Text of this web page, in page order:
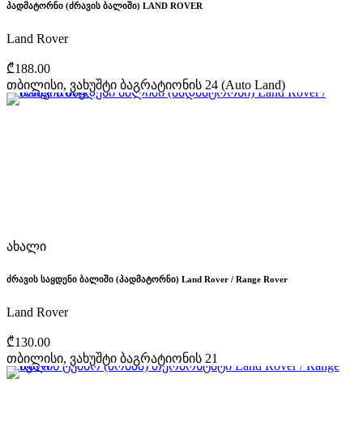
პადმატორნი (ძრავის ბალიში) LAND ROVER
Land Rover
₾188.00
თბილისი, ვახუშტი ბაგრატიონის 24 (Auto Land)
ახალი
ძრავის საყდენი ბალიში (პადმატორნი) Land Rover / Range Rover
Land Rover
₾130.00
თბილისი, ვახუშტი ბაგრატიონის 21